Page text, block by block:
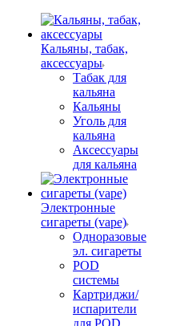
Кальяны, табак,
аксессуары
Табак для
кальяна
Кальяны
Уголь для
кальяна
Аксессуары
для кальяна
Электронные
сигареты (vape)
Одноразовые
эл. сигареты
POD
системы
Картриджи/
испарители
для POD